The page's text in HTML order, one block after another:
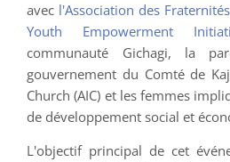
avec l'Association des
Youth Empowerment
communauté Gichagi, la
gouvernement du Comté de
Church (AIC) et les femmes
de développement social et
L'objectif principal de cet